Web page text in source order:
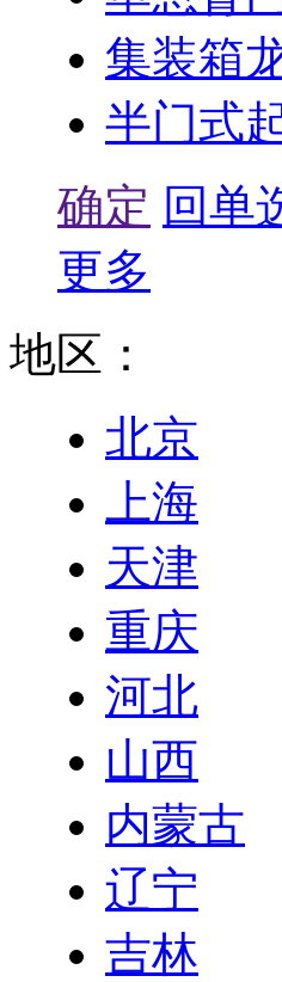
集装箱
半门式
确定 回单
更多
地区：
北京
上海
天津
重庆
河北
山西
内蒙古
辽宁
吉林